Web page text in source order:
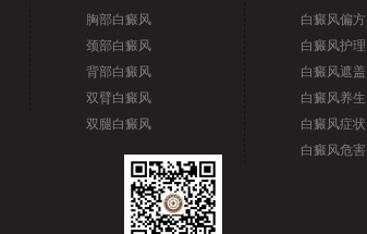
胸部白癜风
颈部白癜风
背部白癜风
双臂白癜风
双腿白癜风
白癜风偏方
白癜风护理
白癜风遮盖
白癜风养生
白癜风症状
白癜风危害